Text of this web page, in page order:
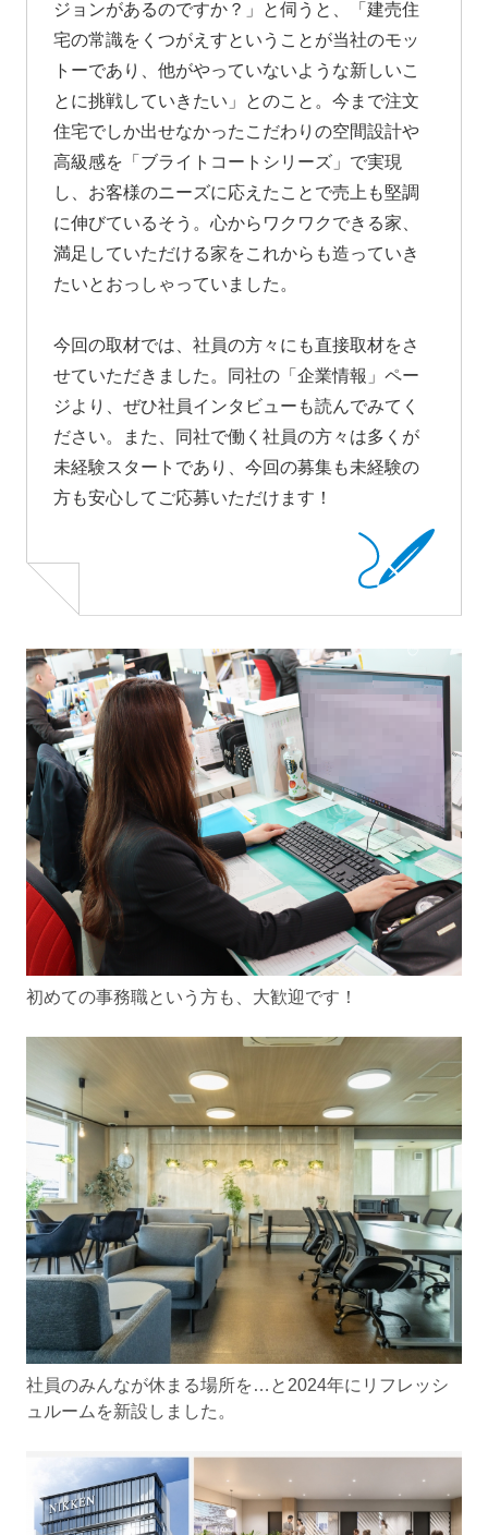
ジョンがあるのですか？」と伺うと、「建売住
宅の常識をくつがえすということが当社のモッ
トーであり、他がやっていないような新しいこ
とに挑戦していきたい」とのこと。今まで注文
住宅でしか出せなかったこだわりの空間設計や
高級感を「ブライトコートシリーズ」で実現
し、お客様のニーズに応えたことで売上も堅調
に伸びているそう。心からワクワクできる家、
満足していただける家をこれからも造っていき
たいとおっしゃっていました。
今回の取材では、社員の方々にも直接取材をさ
せていただきました。同社の「企業情報」ペー
ジより、ぜひ社員インタビューも読んでみてく
ださい。また、同社で働く社員の方々は多くが
未経験スタートであり、今回の募集も未経験の
方も安心してご応募いただけます！
初めての事務職という方も、大歓迎です！
社員のみんなが休まる場所を…と2024年にリフレッシ
ュルームを新設しました。